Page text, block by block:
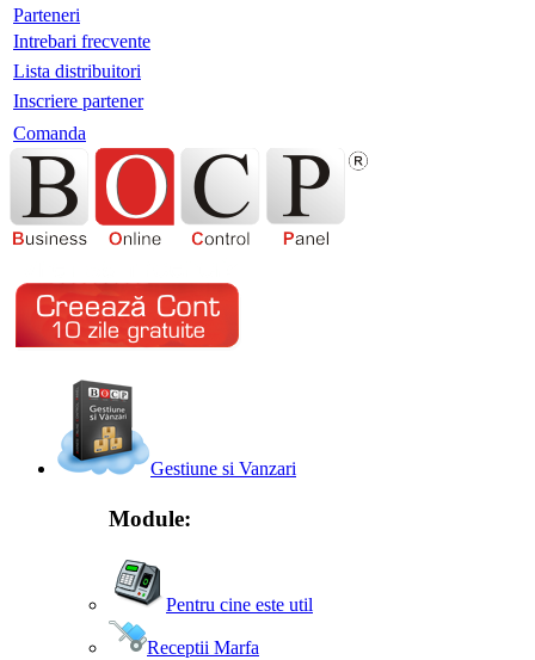
Parteneri
Intrebari frecvente
Lista distribuitori
Inscriere partener
Comanda
Gestiune si Vanzari
Module:
Pentru cine este util
Receptii Marfa